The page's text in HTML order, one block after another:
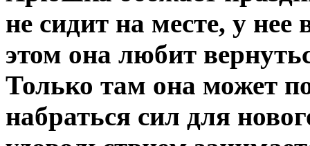
не сидит на месте, у
этом она любит
Только там она может
набраться сил для